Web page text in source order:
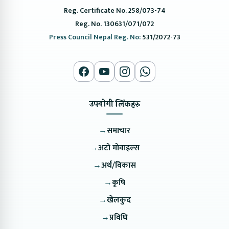
Reg. Certificate No. 258/073-74
Reg. No. 130631/071/072
Press Council Nepal Reg. No:531/2072-73
उपयोगी लिंकहरु
→समाचार
→अटो मोवाइल्स
→अर्थ/विकास
→कृषि
→खेलकुद
→प्रविधि